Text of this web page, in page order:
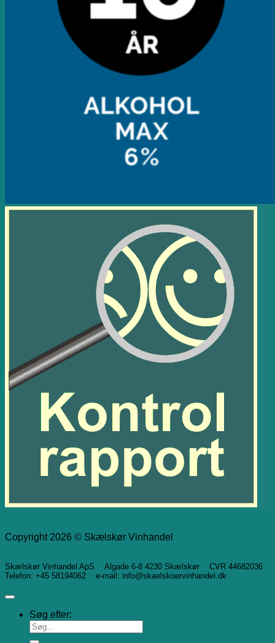
Copyright 2026 © Skælskør Vinhandel
Skælskør Vinhandel ApS Algade 6-8 4230 Skælskør CVR 44682036
Telefon: +45 58194062 e-mail: info@skaelskoervinhandel.dk
Søg efter: